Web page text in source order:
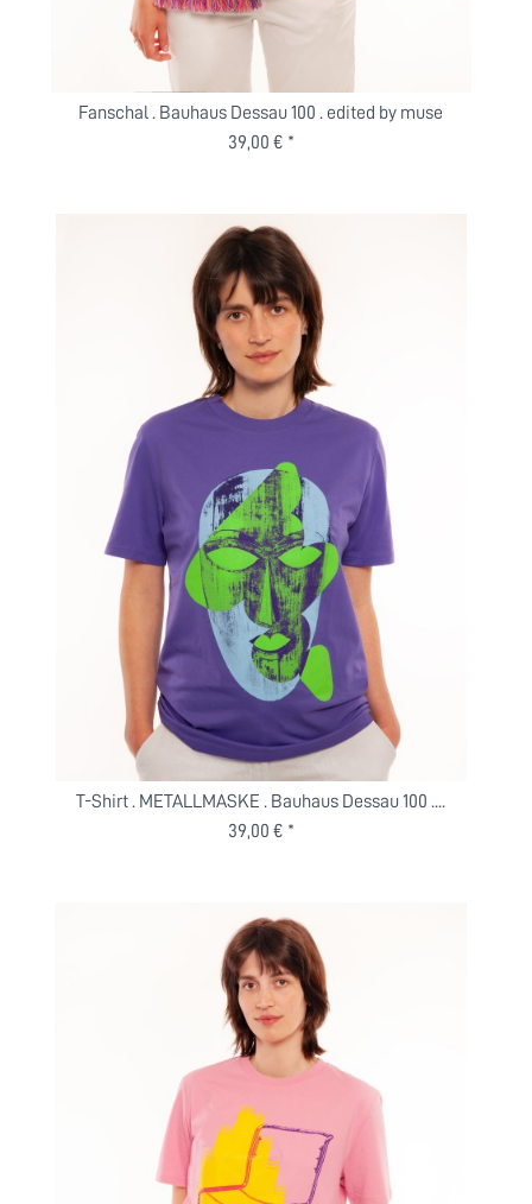
Fanschal . Bauhaus Dessau 100 . edited by muse
39,00 € *
T-Shirt . METALLMASKE . Bauhaus Dessau 100 ....
39,00 € *